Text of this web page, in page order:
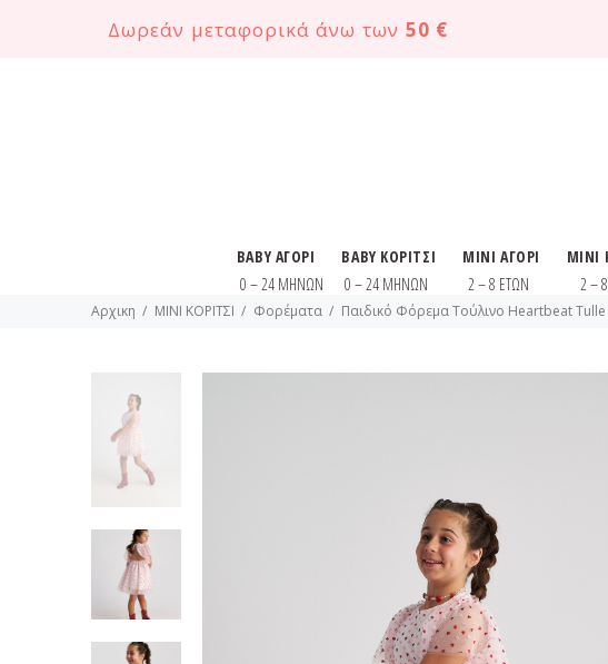
Δωρεάν μεταφορικά άνω των 50 €
BABY ΑΓΟΡΙ
0 – 24 ΜΗΝΩΝ
BABY ΚΟΡΙΤΣΙ
0 – 24 ΜΗΝΩΝ
MINI ΑΓΟΡΙ
2 – 8 ΕΤΩΝ
MINI
2 –
Αρχικη MINI ΚΟΡΙΤΣΙ Φορέματα Παιδικό Φόρεμα Τούλινο Heartbeat